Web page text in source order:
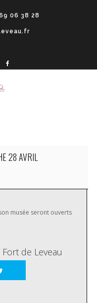
06 38 28
28 AVRIL
musée seront ouverts
de Leveau